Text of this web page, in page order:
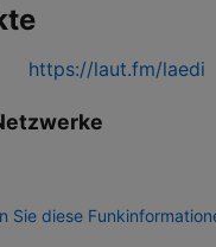
https://laut.fm/laedi
Sie diese